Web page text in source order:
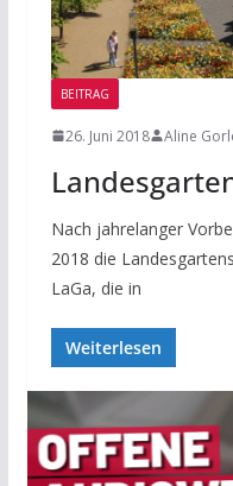
BEITRAG
26. Juni 2018 Aline
Nach jahrelanger
2018 die
LaGa, die in
Weiterlesen